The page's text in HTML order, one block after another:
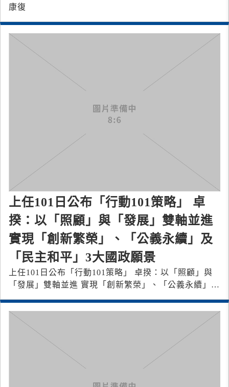
康復
上任101日公布「行動101策略」 卓
揆：以「照顧」與「發展」雙軸並進
實現「創新繁榮」、「公義永續」及
「民主和平」3大國政願景
上任101日公布「行動101策略」 卓揆：以「照顧」與
「發展」雙軸並進 實現「創新繁榮」、「公義永續」及
「民主和平」3大國政願景